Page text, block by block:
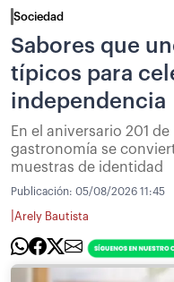
Sociedad
Sabores que
típicos para
independencia
En el aniversario 201
gastronomía se
muestras de identidad
Publicación: 05/08/2026 11:45
Arely Bautista